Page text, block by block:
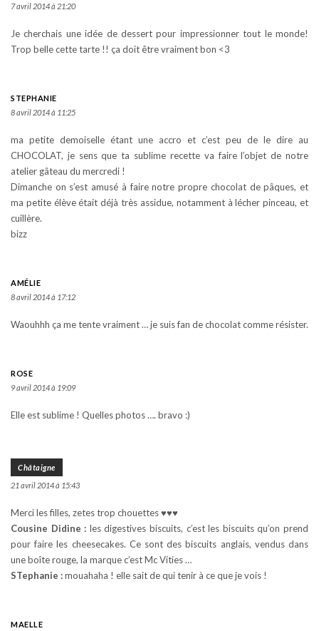
7 avril 2014 à 21:20
Je cherchais une idée de dessert pour impressionner tout le monde!
Trop belle cette tarte !! ça doit être vraiment bon <3
STEPHANIE
8 avril 2014 à 11:25
ma petite demoiselle étant une accro et c’est peu de le dire au
CHOCOLAT, je sens que ta sublime recette va faire l’objet de notre
atelier gâteau du mercredi !
Dimanche on s’est amusé à faire notre propre chocolat de pâques, et
ma petite élève était déjà très assidue, notamment à lécher pinceau, et
cuillère.
bizz
AMÉLIE
8 avril 2014 à 17:12
Waouhhh ça me tente vraiment … je suis fan de chocolat comme résister.
ROSE
9 avril 2014 à 19:09
Elle est sublime ! Quelles photos …. bravo :)
Châtaigne
21 avril 2014 à 15:43
Merci les filles, zetes trop chouettes ♥♥♥
Cousine Didine : les digestives biscuits, c’est les biscuits qu’on prend
pour faire les cheesecakes. Ce sont des biscuits anglais, vendus dans
une boîte rouge, la marque c’est Mc Vities …
STephanie :mouahaha ! elle sait de qui tenir à ce que je vois !
MAELLE